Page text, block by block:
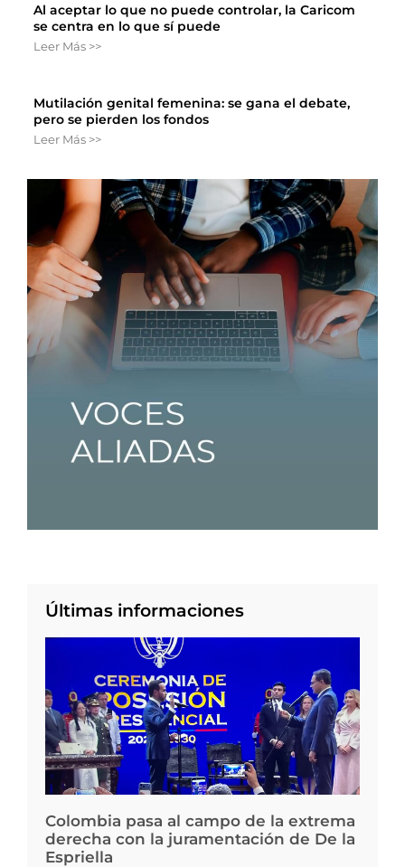
Al aceptar lo que no puede controlar, la Caricom
se centra en lo que sí puede
Leer Más >>
Mutilación genital femenina: se gana el debate,
pero se pierden los fondos
Leer Más >>
Últimas informaciones
Colombia pasa al campo de la extrema
derecha con la juramentación de De la
Espriella